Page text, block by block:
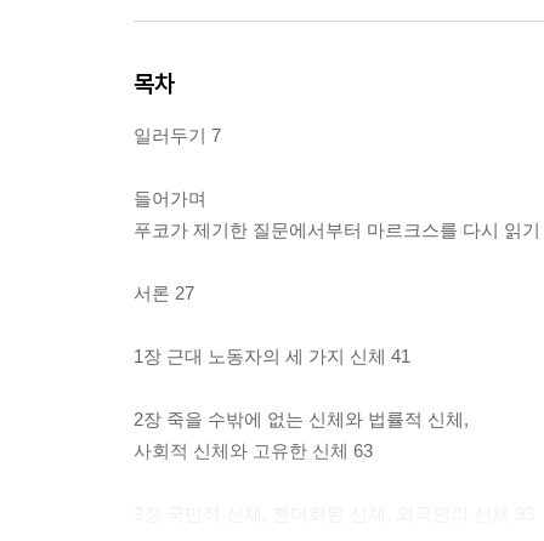
목차
일러두기 7
들어가며
푸코가 제기한 질문에서부터 마르크스를 다시 읽기
서론 27
1장 근대 노동자의 세 가지 신체 41
2장 죽을 수밖에 없는 신체와 법률적 신체,
사회적 신체와 고유한 신체 63